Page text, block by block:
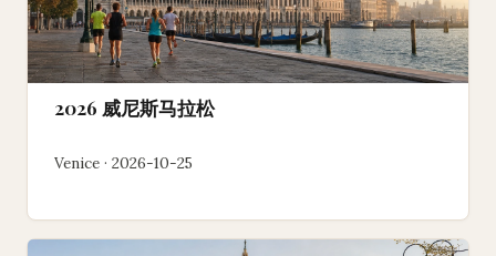
2026 威尼斯马拉松
Venice · 2026-10-25